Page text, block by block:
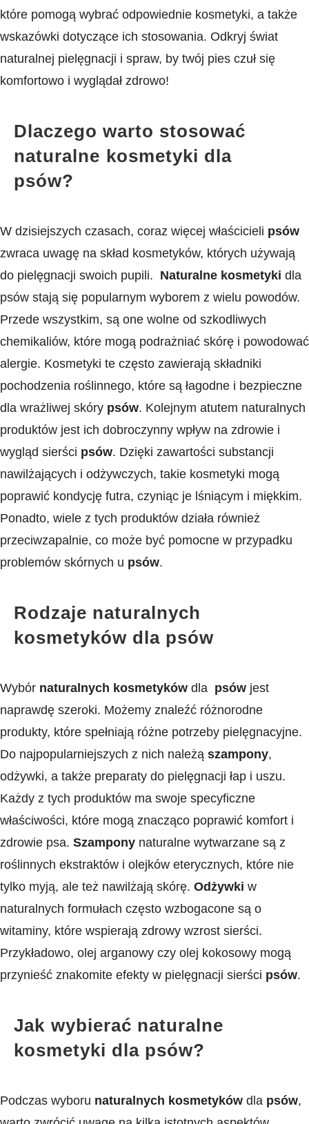
które pomogą ⁢wybrać odpowiednie kosmetyki, a także
wskazówki dotyczące ⁤ich stosowania. Odkryj świat
naturalnej pielęgnacji i ⁤spraw, by twój pies czuł się
komfortowo i wyglądał zdrowo!
Dlaczego warto stosować
naturalne⁣ kosmetyki dla
psów?
W dzisiejszych czasach, coraz więcej⁣ właścicieli⁣ psów
zwraca uwagę na skład kosmetyków, których‍ używają
do pielęgnacji swoich pupili. ​ Naturalne kosmetyki dla
psów stają się popularnym wyborem z wielu powodów.
Przede wszystkim, ⁢są one wolne od szkodliwych
chemikaliów, które mogą podrażniać skórę i powodować
alergie. Kosmetyki te ⁢często zawierają składniki
pochodzenia roślinnego, które są łagodne i‍ bezpieczne
dla wrażliwej skóry psów. Kolejnym​ atutem naturalnych
produktów jest ich dobroczynny wpływ na ⁣zdrowie i
wygląd sierści psów. Dzięki ‌zawartości substancji
nawilżających i‍ odżywczych, ⁣takie kosmetyki mogą
poprawić kondycję futra, czyniąc je ⁣lśniącym i miękkim.
Ponadto, wiele z tych produktów działa również
przeciwzapalnie, co może być pomocne w przypadku
problemów skórnych u psów.
Rodzaje naturalnych
kosmetyków dla psów
Wybór naturalnych kosmetyków dla ⁣ psów jest
naprawdę⁣ szeroki. Możemy znaleźć różnorodne
produkty, które spełniają różne potrzeby pielęgnacyjne.
Do⁤ najpopularniejszych z nich należą⁢ szampony,
odżywki, a także preparaty do pielęgnacji łap i uszu.
Każdy z ⁢tych produktów ma swoje specyficzne
właściwości, które mogą znacząco poprawić komfort i
zdrowie psa. Szampony naturalne wytwarzane są z
roślinnych ekstraktów ​i olejków eterycznych, które nie
tylko myją, ale też ⁣nawilżają skórę. Odżywki w
⁣naturalnych formułach często wzbogacone są o⁤
witaminy, które wspierają zdrowy wzrost ‍sierści.
Przykładowo, olej arganowy ⁣czy ​olej kokosowy mogą
przynieść znakomite efekty w pielęgnacji sierści psów.
Jak ⁤wybierać naturalne
kosmetyki dla psów?
Podczas wyboru naturalnych kosmetyków dla psów,